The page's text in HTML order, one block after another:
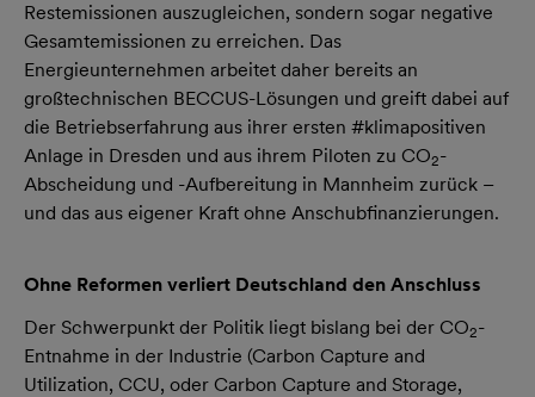
Restemissionen auszugleichen, sondern sogar negative
Gesamtemissionen zu erreichen. Das
Energieunternehmen arbeitet daher bereits an
großtechnischen BECCUS-Lösungen und greift dabei auf
die Betriebserfahrung aus ihrer ersten #klimapositiven
Anlage in Dresden und aus ihrem Piloten zu CO2-
Abscheidung und -Aufbereitung in Mannheim zurück –
und das aus eigener Kraft ohne Anschubfinanzierungen.
Ohne Reformen verliert Deutschland den Anschluss
Der Schwerpunkt der Politik liegt bislang bei der CO2-
Entnahme in der Industrie (Carbon Capture and
Utilization, CCU, oder Carbon Capture and Storage,